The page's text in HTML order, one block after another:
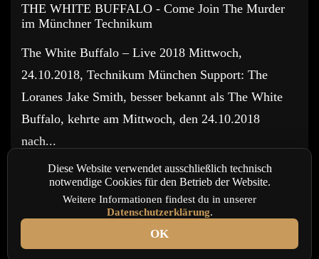
THE WHITE BUFFALO - Come Join The Murder
im Münchner Technikum
The White Buffalo – Live 2018 Mittwoch,
24.10.2018, Technikum München Support: The
Loranes Jake Smith, besser bekannt als The White
Buffalo, kehrte am Mittwoch, den 24.10.2018
nach...
READ MOREDiese Website verwendet ausschließlich technisch
notwendige Cookies für den Betrieb der Website.
Weitere Informationen findest du in unserer
Datenschutzerklärung.
OK